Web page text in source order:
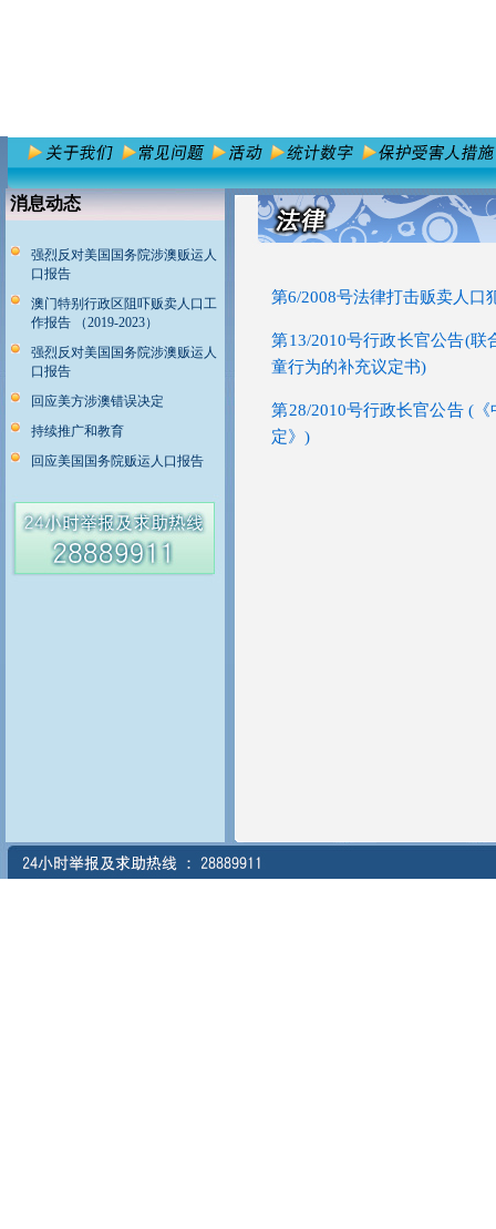
消息动态
强烈反对美国国务院涉澳贩运人
口报告
澳门特别行政区阻吓贩卖人口工
作报告 （2019-2023）
强烈反对美国国务院涉澳贩运人
口报告
回应美方涉澳错误决定
持续推广和教育
回应美国国务院贩运人口报告
第6/2008号法律打击贩卖人口
第13/2010号行政长官公告(
童行为的补充议定书)
第28/2010号行政长官公告 (
定》)